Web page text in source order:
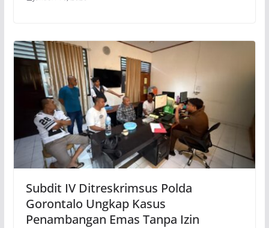
Subdit IV Ditreskrimsus Polda
Gorontalo Ungkap Kasus
Penambangan Emas Tanpa Izin